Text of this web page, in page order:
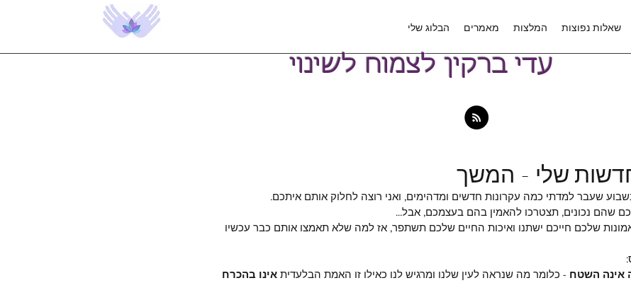
שאלות נפוצות המלצות מאמרים הבלוג שלי
שלי - המשך
שעבר למדתי כמה עקרונות חדשים ומדהימים, ואני רוצה לחלוק אותם איתכם.
שהם נכונים, תצטרכו להאמין בהם בעצמכם, אבל...
שלכם חייכם ישתנו ואיכות החיים שלכם תשתפר, אז למה שלא תאמצו אותם כבר עכשיו
אינה השטח - כלומר מה שנראה לעין שלנו ומרגיש לנו כאילו זו האמת הבלעדית אינו בהכרח